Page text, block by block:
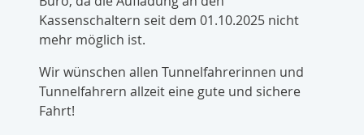
Kassenschaltern seit dem 01.10.2025 nicht
mehr möglich ist.
Wir wünschen allen Tunnelfahrerinnen und
Tunnelfahrern allzeit eine gute und sichere
Fahrt!